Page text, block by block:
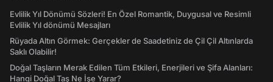
Evlilik Yıl Dönümü Sözleri! En Özel Romantik, Duygusal ve Resimli
Evlilik Yıl dönümü Mesajları
Rüyada Altın Görmek: Gerçekler de Saadetiniz de Çil Çil Altınlarda
Saklı Olabilir!
Doğal Taşların Merak Edilen Tüm Etkileri, Enerjileri ve Şifa Alanları:
Hangi Doğal Taş Ne İşe Yarar?